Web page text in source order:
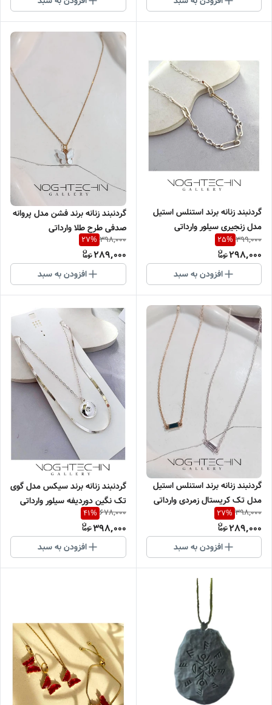
گردنبند زنانه برند استنلس استیل
مدل زنجیری سیلور وارداتی
399,000
25%
298,000
افزودن به سبد
گردنبند زنانه برند فشن مدل پروانه
صدفی طرح طلا وارداتی
398,000
27%
289,000
افزودن به سبد
گردنبند زنانه برند استنلس استیل
مدل تک کریستال زمردی وارداتی
398,000
27%
289,000
افزودن به سبد
گردنبند زنانه برند سیکس مدل گوی
تک نگین دوردیفه سیلور وارداتی
678,000
41%
398,000
افزودن به سبد